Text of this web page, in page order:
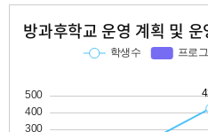
방과후학교 운영 계획 및